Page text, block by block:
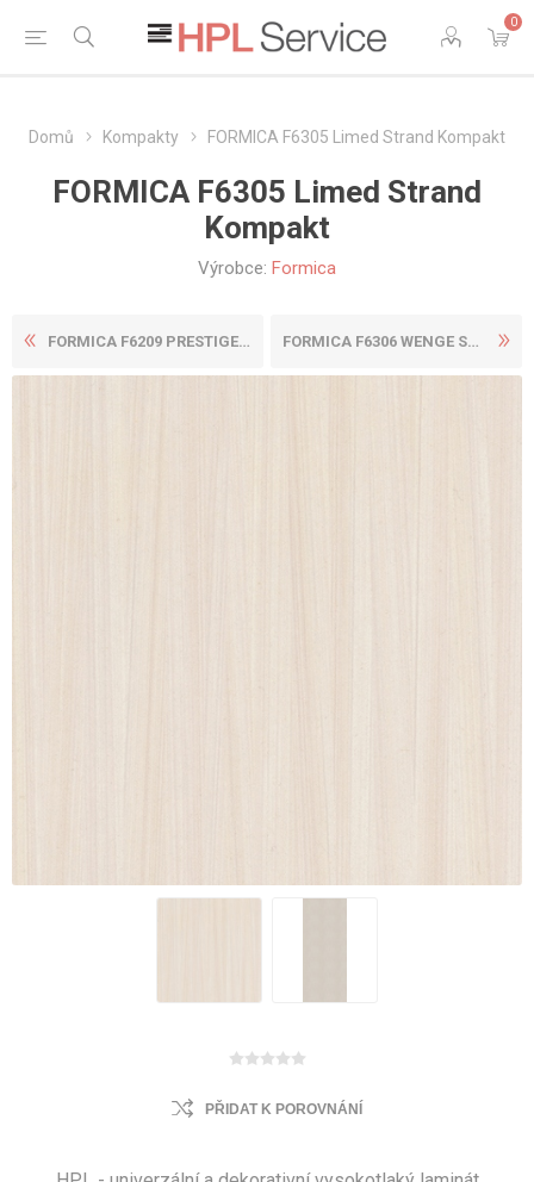
0
Domů Kompakty FORMICA F6305 Limed Strand Kompakt
FORMICA F6305 Limed Strand
Kompakt
Výrobce: Formica
FORMICA F6209 PRESTIGE WALN... FORMICA F6306 WENGE STRAND ...
PŘIDAT K POROVNÁNÍ